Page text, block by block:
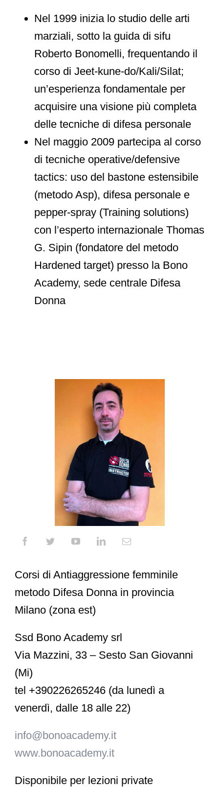
Nel 1999 inizia lo studio delle arti
marziali, sotto la guida di sifu
Roberto Bonomelli, frequentando il
corso di Jeet-kune-do/Kali/Silat;
un’esperienza fondamentale per
acquisire una visione più completa
delle tecniche di difesa personale
Nel maggio 2009 partecipa al corso
di tecniche operative/defensive
tactics: uso del bastone estensibile
(metodo Asp), difesa personale e
pepper-spray (Training solutions)
con l’esperto internazionale Thomas
G. Sipin (fondatore del metodo
Hardened target) presso la Bono
Academy, sede centrale Difesa
Donna
Corsi di Antiaggressione femminile
metodo Difesa Donna in provincia
Milano (zona est)
Ssd Bono Academy srl
Via Mazzini, 33 – Sesto San Giovanni
(Mi)
tel +390226265246 (da lunedì a
venerdì, dalle 18 alle 22)
info@bonoacademy.it
www.bonoacademy.it
Disponibile per lezioni private